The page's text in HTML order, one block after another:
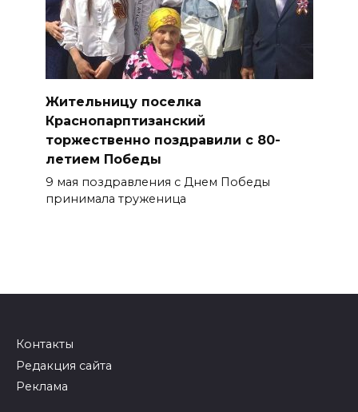
Жительницу поселка
Краснопарптизанский
торжественно поздравили с 80-
летием Победы
9 мая поздравления с Днем Победы
принимала труженица
Контакты
Редакция сайта
Реклама